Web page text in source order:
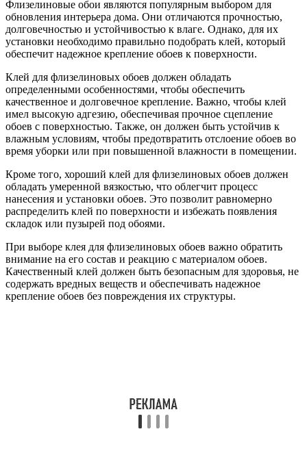
Флизелиновые обои являются популярным выбором для
обновления интерьера дома. Они отличаются прочностью,
долговечностью и устойчивостью к влаге. Однако, для их
установки необходимо правильно подобрать клей, который
обеспечит надежное крепление обоев к поверхности.
Клей для флизелиновых обоев должен обладать
определенными особенностями, чтобы обеспечить
качественное и долговечное крепление. Важно, чтобы клей
имел высокую адгезию, обеспечивая прочное сцепление
обоев с поверхностью. Также, он должен быть устойчив к
влажным условиям, чтобы предотвратить отслоение обоев во
время уборки или при повышенной влажности в помещении.
Кроме того, хороший клей для флизелиновых обоев должен
обладать умеренной вязкостью, что облегчит процесс
нанесения и установки обоев. Это позволит равномерно
распределить клей по поверхности и избежать появления
складок или пузырей под обоями.
При выборе клея для флизелиновых обоев важно обратить
внимание на его состав и реакцию с материалом обоев.
Качественный клей должен быть безопасным для здоровья, не
содержать вредных веществ и обеспечивать надежное
крепление обоев без повреждения их структуры.